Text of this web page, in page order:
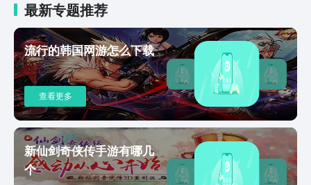
成的城堡。玩家可以在游戏当中，可以不断地穿越江南水
乡、云端天际，在各类迥异的环境之中，展开烹饪比拼。
于关卡内，玩家需要按照关卡给出的提示，完成菜肴的烹
饪，并且还需要在规定时间内，完成三星级的评价，否
则，关卡将会判定失败。由于每一个食材都有大量的制作
工艺，所以，玩家需要进行合理规划，保证能够在规定时
间内出餐，当然，如果玩家在制作工艺流程当中，出现的
失误，也可以将食物放置进入到垃圾桶内，直接焚烧殆
尽。游戏内有大量的外观可供玩家选择，只需要玩家在游
戏内，通过烹饪的技艺挑战，就能够获取这些外观了。游
戏社交模式五花八门，玩家可以和自己的小伙伴们一起组
成二人的队列，和敌人展开一场关于默契值的比拼。 上
最新专题推荐
流行的韩国网游怎么下载
查看更多
新仙剑奇侠传手游有哪几
个